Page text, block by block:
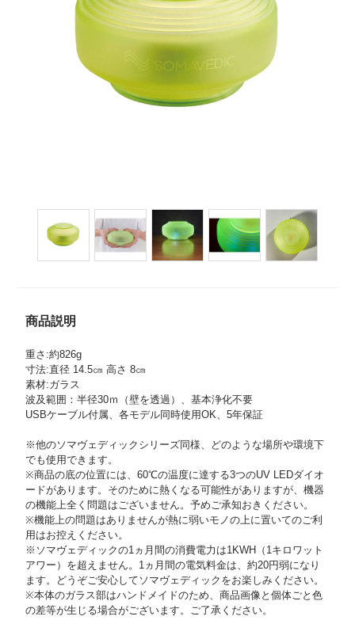
商品説明
重さ:約826g
寸法:直径 14.5㎝ 高さ 8㎝
素材:ガラス
波及範囲：半径30ｍ（壁を透過）、基本浄化不要
USBケーブル付属、各モデル同時使用OK、5年保証
※他のソマヴェディックシリーズ同様、どのような場所や環境下
でも使用できます。
※商品の底の位置には、60℃の温度に達する3つのUV LEDダイオ
ードがあります。そのために熱くなる可能性がありますが、機器
の機能上全く問題はございません。予めご承知おきください。
※機能上の問題はありませんが熱に弱いモノの上に置いてのご利
用はお控えください。
※ソマヴェディックの1ヵ月間の消費電力は1KWH（1キロワット
アワー）を超えません。1ヵ月間の電気料金は、約20円弱になり
ます。どうぞご安心してソマヴェディックをお楽しみください。
※本体のガラス部はハンドメイドのため、商品画像と個体ごと色
の差等が生じる場合がございます。ご了承ください。